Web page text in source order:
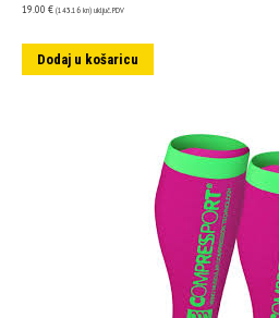
19.00 € (143.16 kn) uključ. PDV
Dodaj u košaricu